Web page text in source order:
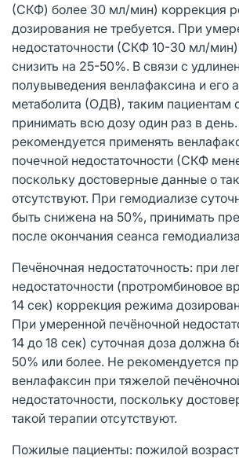
(СКФ) более 30 мл/мин) коррекция
дозирования не требуется. При
недостаточности (СКФ 10-30 мл/
снизить на 25-50%. В связи с
полувыведения венлафаксина и его
метаболита (ОДВ), таким пациентам
принимать всю дозу один раз в
рекомендуется применять
почечной недостаточности (СКФ
поскольку достоверные данные о
отсутствуют. При гемодиализе
быть снижена на 50%, принимать
после окончания сеанса
Печёночная недостаточность: при
недостаточности (протромбиновое
14 сек) коррекция режима
При умеренной печёночной
14 до 18 сек) суточная доза должна
50% или более. Не рекомендуется
венлафаксин при тяжелой
недостаточности, поскольку
такой терапии отсутствуют.
Пожилые пациенты: пожилой